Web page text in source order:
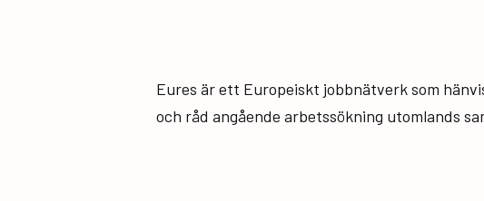
Eures är ett Europeiskt jobbnätverk som
och råd angående arbetssökning utomlands